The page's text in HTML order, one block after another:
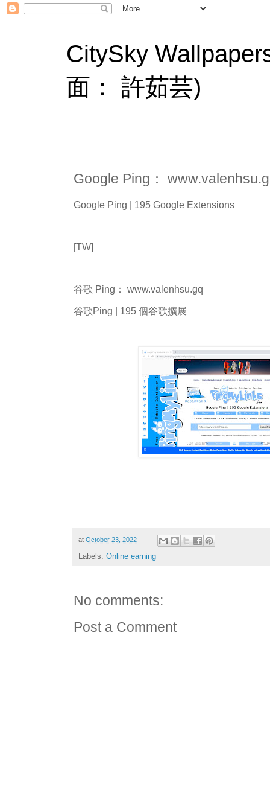
CitySky
面： 許茹芸)
Google Ping：
Google Ping | 195 Google Extensions
[TW]
谷歌 Ping： www.valenhsu.gq
谷歌Ping | 195 個谷歌擴展
at October 23, 2022
Labels: Online earning
No comments:
Post a Comment